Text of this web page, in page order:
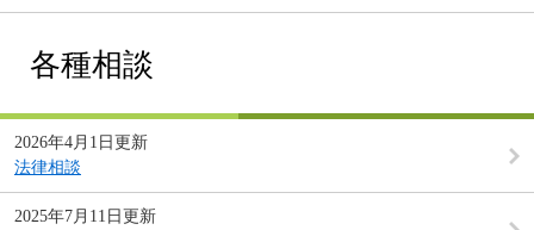
各種相談
2026年4月1日更新
法律相談
2025年7月11日更新